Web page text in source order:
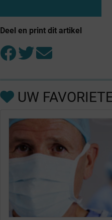
Deel en print dit artikel
UW